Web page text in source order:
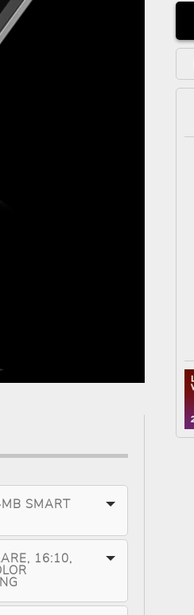
SMART
16:10,